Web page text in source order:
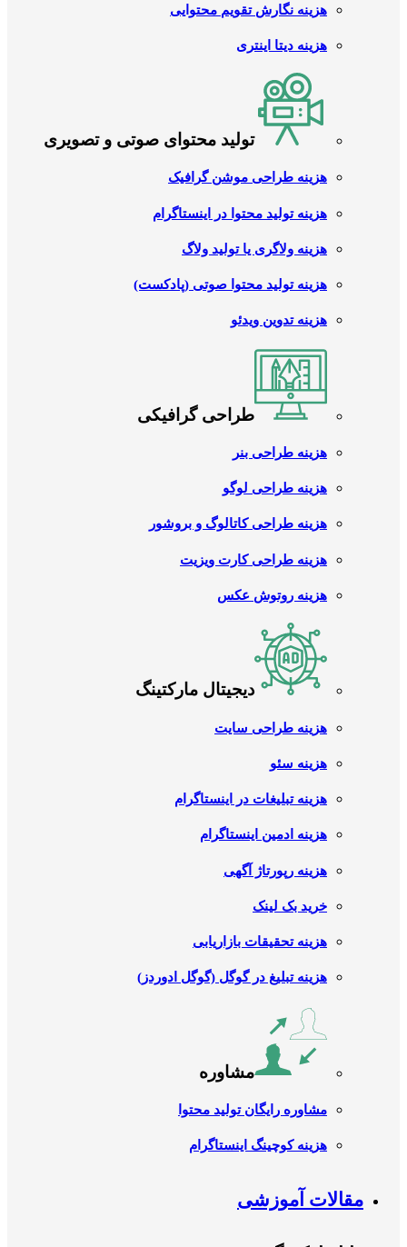
هزینه نگارش تقویم محتوایی
هزینه دیتا اینتری
تولید محتوای صوتی و تصویری
هزینه طراحی موشن گرافیک
هزینه تولید محتوا در اینستاگرام
هزینه ولاگری یا تولید ولاگ
هزینه تولید محتوا صوتی (پادکست)
هزینه تدوین ویدئو
طراحی گرافیکی
هزینه طراحی بنر
هزینه طراحی لوگو
هزینه طراحی کاتالوگ و بروشور
هزینه طراحی کارت ویزیت
هزینه روتوش عکس
دیجیتال مارکتینگ
هزینه طراحی سایت
هزینه سئو
هزینه تبلیغات در اینستاگرام
هزینه ادمین اینستاگرام
هزینه رپورتاژ آگهی
خرید بک لینک
هزینه تحقیقات بازاریابی
هزینه تبلیغ در گوگل (گوگل ادوردز)
مشاوره
مشاوره رایگان تولید محتوا
هزینه کوچینگ اینستاگرام
مقالات آموزشی